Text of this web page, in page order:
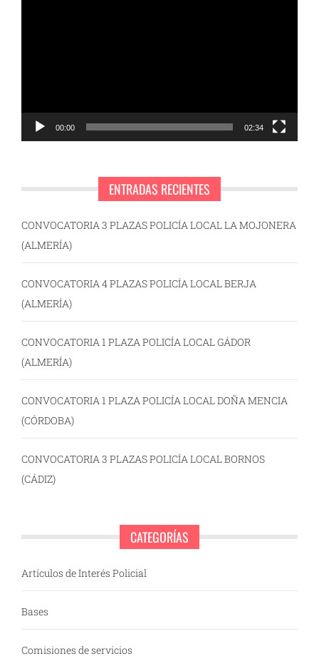
00:00 02:34
ENTRADAS RECIENTES
CONVOCATORIA 3 PLAZAS POLICÍA LOCAL LA MOJONERA
(ALMERÍA)
CONVOCATORIA 4 PLAZAS POLICÍA LOCAL BERJA
(ALMERÍA)
CONVOCATORIA 1 PLAZA POLICÍA LOCAL GÁDOR
(ALMERÍA)
CONVOCATORIA 1 PLAZA POLICÍA LOCAL DOÑA MENCIA
(CÓRDOBA)
CONVOCATORIA 3 PLAZAS POLICÍA LOCAL BORNOS
(CÁDIZ)
CATEGORÍAS
Artículos de Interés Policial
Bases
Comisiones de servicios